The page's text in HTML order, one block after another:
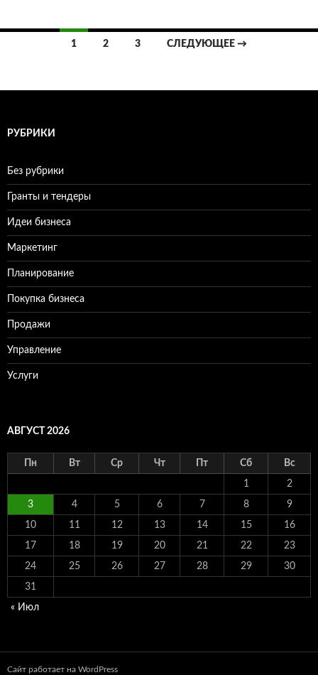
по
1 2 3 СЛЕДУЮЩЕЕ →
РУБРИКИ
Без рубрики
Гранты и тендеры
Идеи бизнеса
Маркетинг
Планирование
Покупка бизнеса
Продажи
Управление
Услуги
АВГУСТ 2026
Пн Вт Ср Чт Пт Сб Вс
1 2
3 4 5 6 7 8 9
10 11 12 13 14 15 16
17 18 19 20 21 22 23
24 25 26 27 28 29 30
31
« Июл
Сайт работает на WordPress